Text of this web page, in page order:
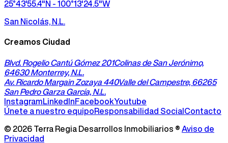
25°43'55.4"N - 100°13'24.5"W
San Nicolás, N.L.
Creamos Ciudad
Blvd. Rogelio Cantú Gómez 201Colinas de San Jerónimo,
64630 Monterrey, N.L.
Av. Ricardo Margain Zozaya 440Valle del Campestre, 66265
San Pedro Garza García, N.L.
InstagramLinkedInFacebookYoutube
Únete a nuestro equipoResponsabilidad SocialContacto
© 2026 Terra Regia Desarrollos Inmobiliarios ® Aviso de
Privacidad